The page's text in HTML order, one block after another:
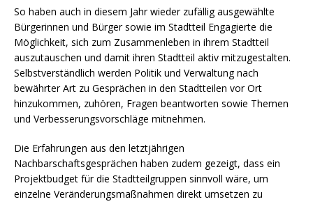
So haben auch in diesem Jahr wieder zufällig ausgewählte
Bürgerinnen und Bürger sowie im Stadtteil Engagierte die
Möglichkeit, sich zum Zusammenleben in ihrem Stadtteil
auszutauschen und damit ihren Stadtteil aktiv mitzugestalten.
Selbstverständlich werden Politik und Verwaltung nach
bewährter Art zu Gesprächen in den Stadtteilen vor Ort
hinzukommen, zuhören, Fragen beantworten sowie Themen
und Verbesserungsvorschläge mitnehmen.
Die Erfahrungen aus den letztjährigen
Nachbarschaftsgesprächen haben zudem gezeigt, dass ein
Projektbudget für die Stadtteilgruppen sinnvoll wäre, um
einzelne Veränderungsmaßnahmen direkt umsetzen zu